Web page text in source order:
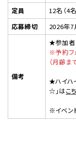
定員
12名（4
応募締切
2026年7
備考
★参加者
※予約フ
（月齢ま
★ハイハ
☆」はこ
※イベン